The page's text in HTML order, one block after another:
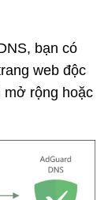
bạn có
web độc
mở rộng hoặc